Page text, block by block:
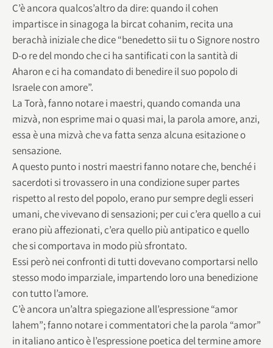
C’è ancora qualcos’altro da dire: quando il cohen
impartisce in sinagoga la bircat cohanim, recita una
berachà iniziale che dice “benedetto sii tu o Signore nostro
D-o re del mondo che ci ha santificati con la santità di
Aharon e ci ha comandato di benedire il suo popolo di
Israele con amore”.
La Torà, fanno notare i maestri, quando comanda una
mizvà, non esprime mai o quasi mai, la parola amore, anzi,
essa è una mizvà che va fatta senza alcuna esitazione o
sensazione.
A questo punto i nostri maestri fanno notare che, benché i
sacerdoti si trovassero in una condizione super partes
rispetto al resto del popolo, erano pur sempre degli esseri
umani, che vivevano di sensazioni; per cui c’era quello a cui
erano più affezionati, c’era quello più antipatico e quello
che si comportava in modo più sfrontato.
Essi però nei confronti di tutti dovevano comportarsi nello
stesso modo imparziale, impartendo loro una benedizione
con tutto l’amore.
C’è ancora un’altra spiegazione all’espressione “amor
lahem”; fanno notare i commentatori che la parola “amor”
in italiano antico è l’espressione poetica del termine amore